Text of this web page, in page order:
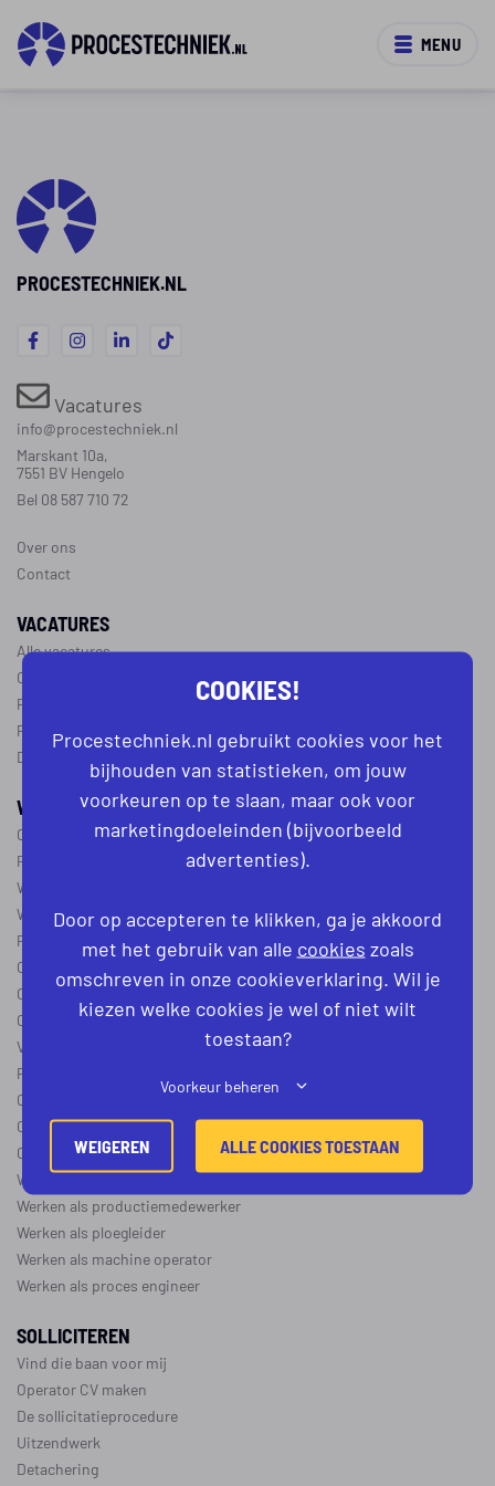
MENU
PROCESTECHNIEK.NL
Vacatures
info@procestechniek.nl
Marskant 10a,
7551 BV Hengelo
Bel 08 587 710 72
Over ons
Contact
VACATURES
Alle vacatures
Operator vacatures
Productiemedewerker vacatures
Ploegleider vacatures
Dagdienst vacatures
WERKEN IN DE PROCESTECHNIEK
Over de procestechniek
Ploegendienst
Wat is een procesoperator
Werken als procesoperator
Procesoperator in de
chemie, voedingsindustrie, farmacie
Operator A
Operator B
Operator C
Verschil operator A, B en C
Procesoperator salaris
Operator opleidingen
–vapro
Over de maakindustrie
Over de procesindustrie
Werken als monteur
Werken als productiemedewerker
Werken als ploegleider
Werken als machine operator
Werken als proces engineer
SOLLICITEREN
Vind die baan voor mij
Operator CV maken
De sollicitatieprocedure
Uitzendwerk
Detachering
COOKIES!
Procestechniek.nl gebruikt cookies voor het
bijhouden van statistieken, om jouw
voorkeuren op te slaan, maar ook voor
marketingdoeleinden (bijvoorbeeld
advertenties).
Door op accepteren te klikken, ga je akkoord
met het gebruik van alle cookies zoals
omschreven in onze cookieverklaring. Wil je
kiezen welke cookies je wel of niet wilt
toestaan?
Voorkeur beheren
WEIGEREN ALLE COOKIES TOESTAAN